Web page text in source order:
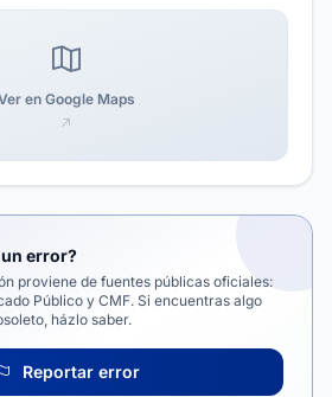
en Google Maps
error?
proviene de fuentes públicas oficiales:
Público y CMF. Si encuentras algo
házlo saber.
Reportar error